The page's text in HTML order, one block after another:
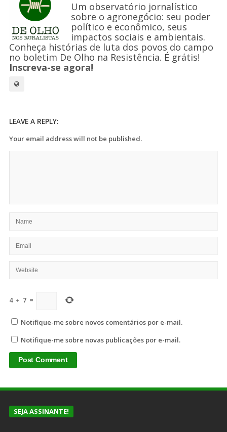
Um observatório jornalístico
sobre o agronegócio: seu poder
político e econômico, seus
impactos sociais e ambientais.
Conheça histórias de luta dos povos do campo
no boletim De Olho na Resistência. É grátis!
Inscreva-se agora!
LEAVE A REPLY:
Your email address will not be published.
4 + 7 =
Notifique-me sobre novos comentários por e-mail.
Notifique-me sobre novas publicações por e-mail.
SEJA ASSINANTE!